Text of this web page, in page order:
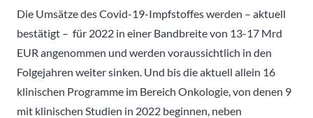
Die Umsätze des Covid-19-Impfstoffes werden – aktuell
bestätigt – für 2022 in einer Bandbreite von 13-17 Mrd
EUR angenommen und werden voraussichtlich in den
Folgejahren weiter sinken. Und bis die aktuell allein 16
klinischen Programme im Bereich Onkologie, von denen 9
mit klinischen Studien in 2022 beginnen, neben